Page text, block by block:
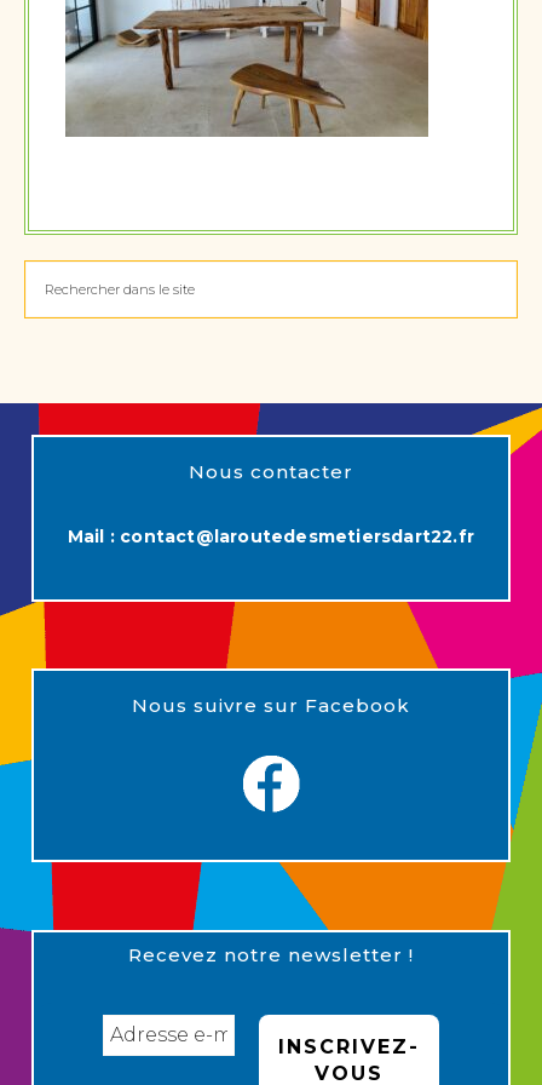
Nous contacter
Mail : contact@laroutedesmetiersdart22.fr
Nous suivre sur Facebook
Recevez notre newsletter !